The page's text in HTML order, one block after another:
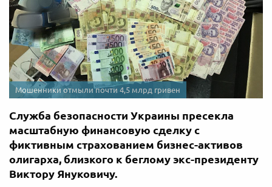
Мошенники отмыли почти 4,5 млрд гривен
Служба безопасности Украины пресекла
масштабную финансовую сделку с
фиктивным страхованием бизнес-активов
олигарха, близкого к беглому экс-президенту
Виктору Януковичу.